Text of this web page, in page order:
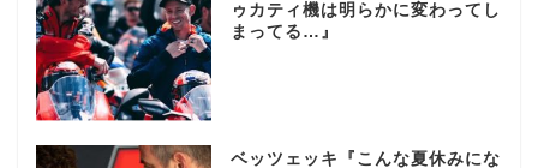
ゥカティ機は明らかに変わってし
まってる…』
ベッツェッキ『こんな夏休みにな